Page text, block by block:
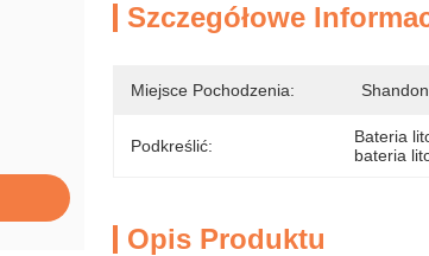
Szczegółowe
Miejsce Pochodzenia:
Podkreślić: Bateria
bateria
Opis Produktu